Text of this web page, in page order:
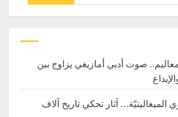
صوت أدبي أمازيغي يزاوج بين
الميغاليتيّة… آثار تحكي تاريخ آلاف